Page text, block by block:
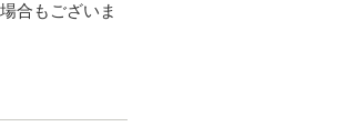
合もございま